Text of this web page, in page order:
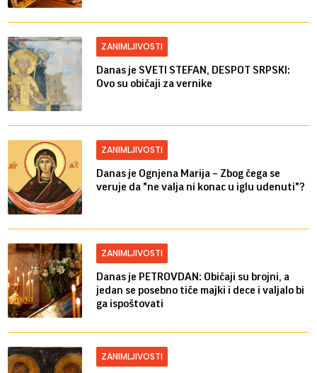
ZANIMLJIVOSTI
Danas je SVETI STEFAN, DESPOT SRPSKI:
Ovo su običaji za vernike
ZANIMLJIVOSTI
Danas je Ognjena Marija – Zbog čega se
veruje da "ne valja ni konac u iglu udenuti"?
ZANIMLJIVOSTI
Danas je PETROVDAN: Običaji su brojni, a
jedan se posebno tiče majki i dece i valjalo bi
ga ispoštovati
ZANIMLJIVOSTI